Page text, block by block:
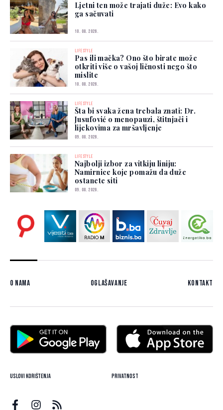
Ljetni ten može trajati duže: Evo kako
ga sačuvati
10. 08. 2026.
LIFESTYLE
Pas ili mačka? Ono što birate može
otkriti više o vašoj ličnosti nego što
mislite
10. 08. 2026.
LIFESTYLE
Šta bi svaka žena trebala znati: Dr.
Jusufović o menopauzi, štitnjači i
lijekovima za mršavljenje
09. 08. 2026.
LIFESTYLE
Najbolji izbor za vitkiju liniju:
Namirnice koje pomažu da duže
ostanete siti
09. 08. 2026.
O nama Oglašavanje Kontakt
Uslovi korištenja Privatnost